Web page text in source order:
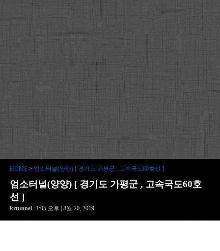
HOME > 엄소터널(양양) [ 경기도 가평군 , 고속국도60호선 ]
엄소터널(양양) [ 경기도 가평군 , 고속국도60호
선 ]
krtunnel | 1:05 오후 | 8월 20, 2019